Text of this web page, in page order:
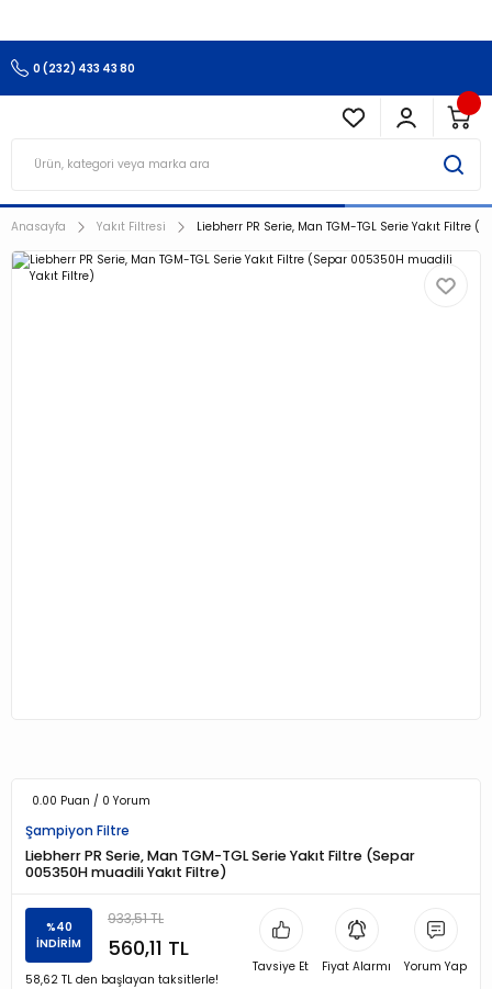
0 (232) 433 43 80
Anasayfa Yakıt Filtresi Liebherr PR Serie, Man TGM-TGL Serie Yakıt Filtre
0.00 Puan / 0 Yorum
Şampiyon Filtre
Liebherr PR Serie, Man TGM-TGL Serie Yakıt Filtre (Separ
005350H muadili Yakıt Filtre)
%40
İNDİRİM
933,51 TL
560,11 TL
58,62 TL den başlayan taksitlerle!
Tavsiye Et Fiyat Alarmı Yorum Yap